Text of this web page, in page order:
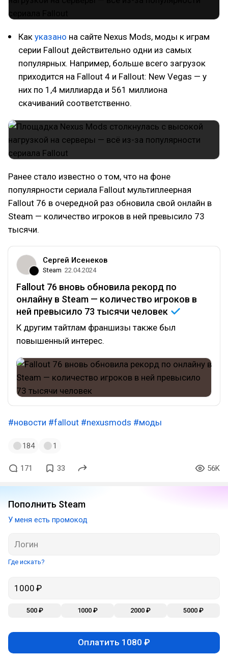
Как указано на сайте Nexus Mods, моды к играм
серии Fallout действительно одни из самых
популярных. Например, больше всего загрузок
приходится на Fallout 4 и Fallout: New Vegas — у
них по 1,4 миллиарда и 561 миллиона
скачиваний соответственно.
Ранее стало известно о том, что на фоне
популярности сериала Fallout мультиплеерная
Fallout 76 в очередной раз обновила свой онлайн в
Steam — количество игроков в ней превысило 73
тысячи.
Сергей Исенеков
Steam 22.04.2024
Fallout 76 вновь обновила рекорд по
онлайну в Steam — количество игроков в
ней превысило 73 тысячи человек
К другим тайтлам франшизы также был
повышенный интерес.
#новости #fallout #nexusmods #моды
184 1
171 33 56K
Пополнить Steam
У меня есть промокод
Где искать?
500 ₽ 1000 ₽ 2000 ₽ 5000 ₽
Оплатить 1080 ₽